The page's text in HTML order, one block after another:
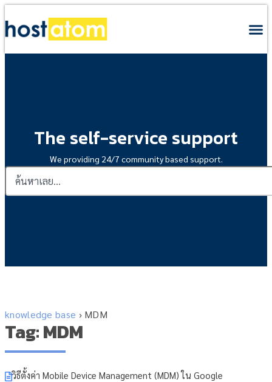
The self-service support
We providing 24/7 community based support.
knowledge base ›MDM
Tag: MDM
วิธีตั้งค่า Mobile Device Management (MDM) ใน Google